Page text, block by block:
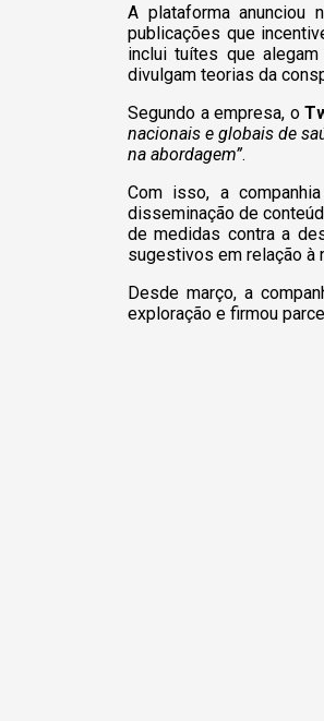
A plataforma anunciou
publicações que
inclui tuítes que
divulgam teorias da
Segundo a empresa, o
nacionais e globais de
na abordagem”.
Com isso, a
disseminação de
de medidas contra a
sugestivos em relação à
Desde março, a
exploração e firmou